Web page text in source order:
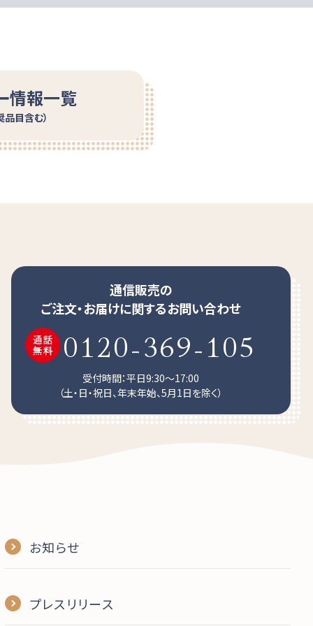
情報一覧
品目含む）
通信販売の
ご注文・お届けに関するお問い合わせ
0120-369-105
受付時間：平日9:30～17:00
（土・日・祝日、年末年始、5月1日を除く）
お知らせ
プレスリリース